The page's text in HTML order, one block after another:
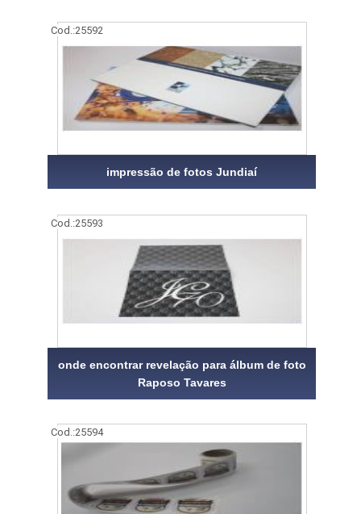
Cod.:25592
impressão de fotos Jundiaí
Cod.:25593
onde encontrar revelação para álbum de foto
Raposo Tavares
Cod.:25594